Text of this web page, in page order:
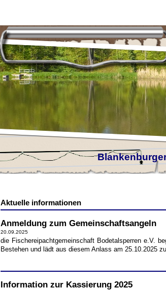
Aktuelle informationen
Anmeldung zum Gemeinschaftsangeln
20.09.2025
die Fischereipachtgemeinschaft Bodetalsperren e.V.
Bestehen und lädt aus diesem Anlass am 25.10.2025
Information zur Kassierung 2025